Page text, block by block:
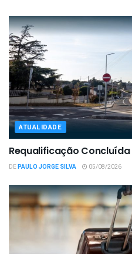
ATUALIDADE
Requalificação Concluída
DEPAULO JORGE SILVA 05/08/2026